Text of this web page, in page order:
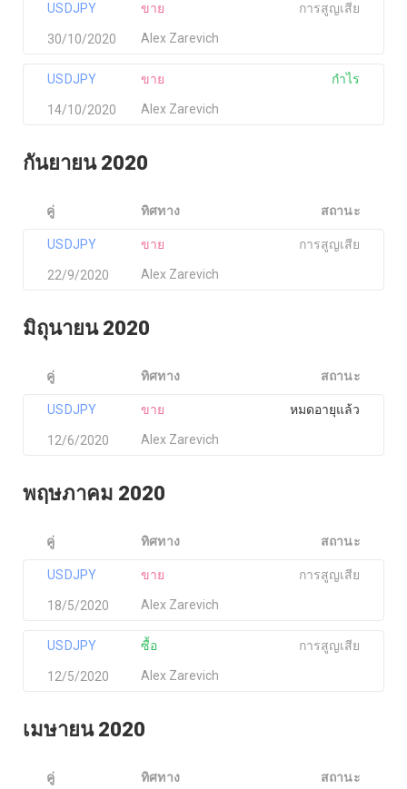
USDJPY
Alex Zarevich
ขาย
30/10/2020
การสูญเสีย
USDJPY
Alex Zarevich
ขาย
14/10/2020
กำไร
กันยายน 2020
คู่ ทิศทาง สถานะ
USDJPY
Alex Zarevich
ขาย
22/9/2020
การสูญเสีย
มิถุนายน 2020
คู่ ทิศทาง สถานะ
USDJPY
Alex Zarevich
ขาย
12/6/2020
หมดอายุแล้ว
พฤษภาคม 2020
คู่ ทิศทาง สถานะ
USDJPY
Alex Zarevich
ขาย
18/5/2020
การสูญเสีย
USDJPY
Alex Zarevich
ซื้อ
12/5/2020
การสูญเสีย
เมษายน 2020
คู่ ทิศทาง สถานะ